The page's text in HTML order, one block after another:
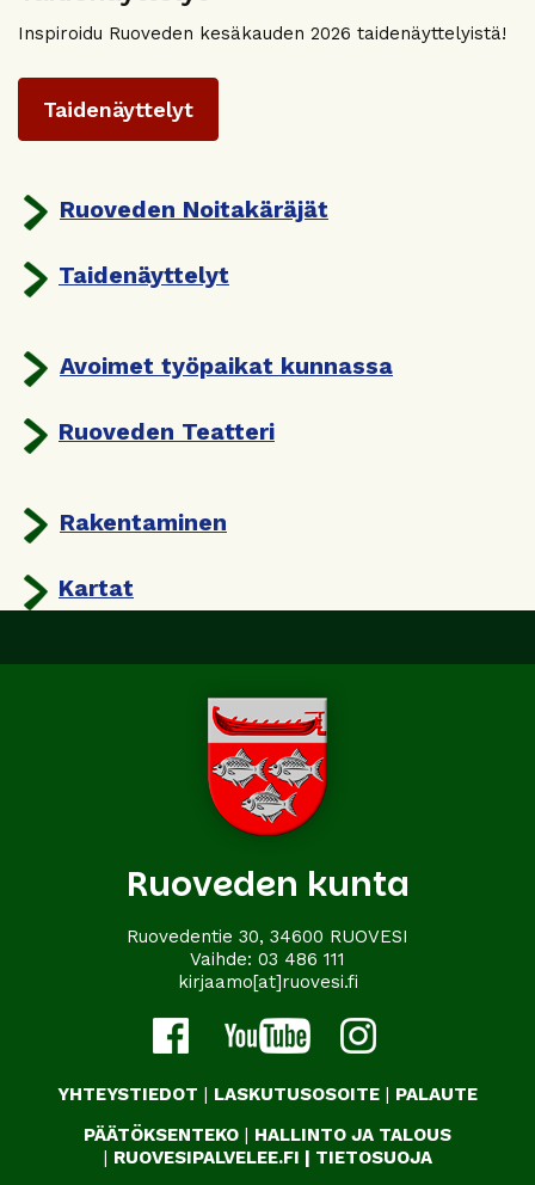
Inspiroidu Ruoveden kesäkauden 2026 taidenäyttelyistä!
Taidenäyttelyt
Ruoveden Noitakäräjät
Taidenäyttelyt
Avoimet työpaikat kunnassa
Ruoveden Teatteri
Rakentaminen
Kartat
Ruoveden kunta
Ruovedentie 30, 34600 RUOVESI
Vaihde: 03 486 111
kirjaamo[at]ruovesi.fi
YHTEYSTIEDOT | LASKUTUSOSOITE | PALAUTE
PÄÄTÖKSENTEKO | HALLINTO JA TALOUS
| RUOVESIPALVELEE.FI | TIETOSUOJA